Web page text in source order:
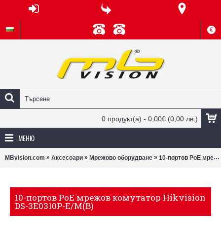
€
0 продукт(а) - 0,00€ (0,00 лв.)
МЕНЮ
MBvision.com » Аксесоари » Мрежово оборудване » 10-портов PoE мрежов комутатор Hikvision DS-3E0310P-E/M(B)
10-портов PoE мрежов комутатор Hikvision
DS-3E0310P-E/M(B)